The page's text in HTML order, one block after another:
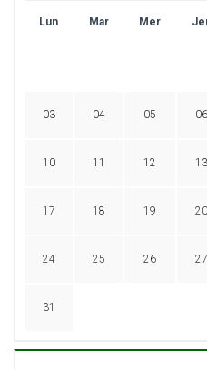
Lun Mar Mer
03 04 05 06
10 11 12 13
17 18 19 20
24 25 26 27
31